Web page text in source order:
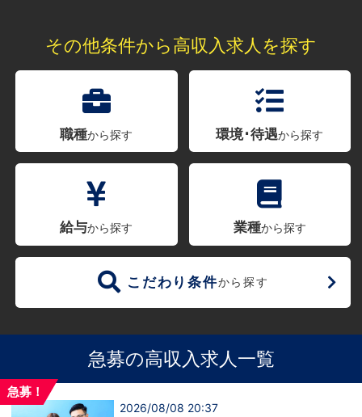
その他条件から高収入求人を探す
職種から探す 環境･待遇から探す
給与から探す 業種から探す
こだわり条件から探す
急募の高収入求人一覧
急募！
2026/08/08 20:37